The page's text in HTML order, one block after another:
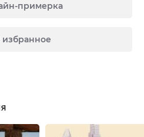
примерка
избранное